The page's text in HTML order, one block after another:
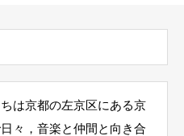
は京都の左京区にある京
々，音楽と仲間と向き合